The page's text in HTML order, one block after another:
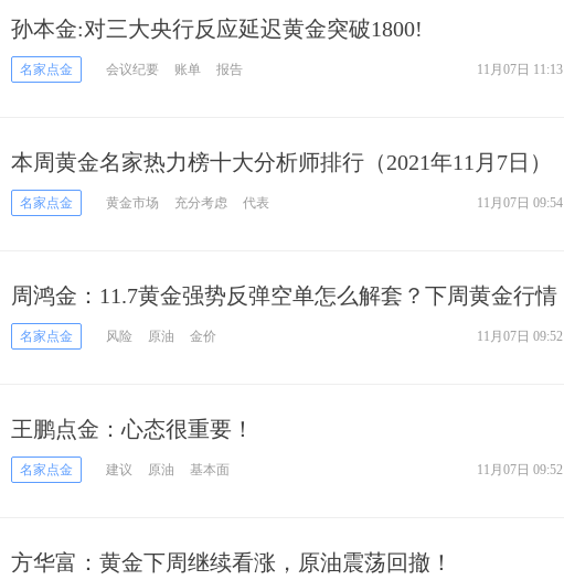
孙本金:对三大央行反应延迟黄金突破1800!
名家点金 会议纪要 账单 报告 11月07日 11:13
本周黄金名家热力榜十大分析师排行（2021年11月7日）
名家点金 黄金市场 充分考虑 代表 11月07日 09:54
周鸿金：11.7黄金强势反弹空单怎么解套？下周黄金行情
走势预判
名家点金 风险 原油 金价 11月07日 09:52
王鹏点金：心态很重要！
名家点金 建议 原油 基本面 11月07日 09:52
方华富：黄金下周继续看涨，原油震荡回撤！